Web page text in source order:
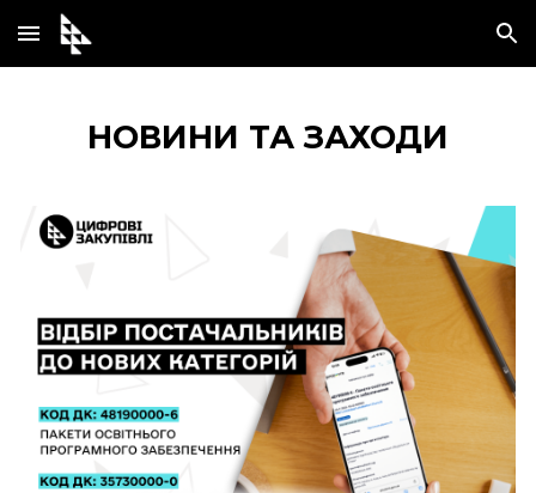
Skip to main content Skip to navigation
НОВИНИ ТА ЗАХОДИ